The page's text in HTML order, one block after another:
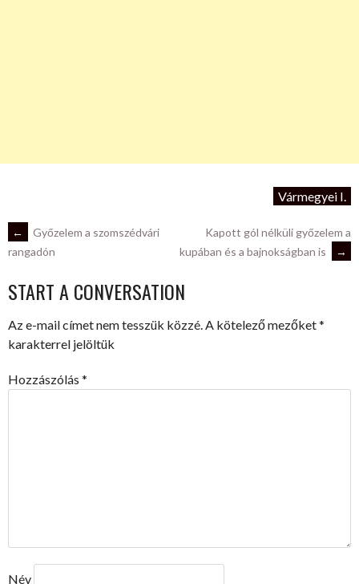
Vármegyei I.
POST
NAVIGATION
←
Győzelem a szomszédvári
rangadón
Kapott gól nélküli győzelem a
kupában és a bajnokságban is
→
START A CONVERSATION
Az e-mail címet nem tesszük közzé.A kötelező mezőket*
karakterrel jelöltük
Hozzászólás *
Név